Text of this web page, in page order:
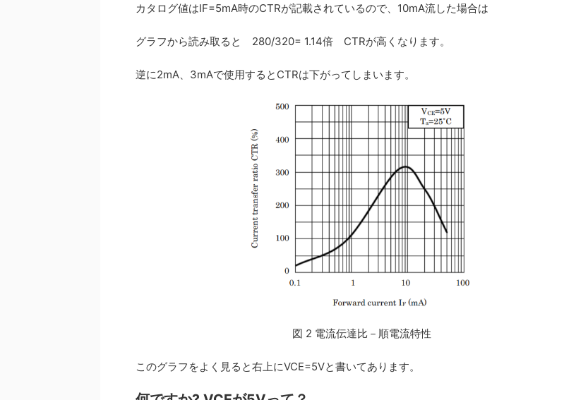
カタログ値はIF=5mA時のCTRが記載されているので、10mA流した場合は
グラフから読み取ると 280/320= 1.14倍 CTRが高くなります。
逆に2mA、3mAで使用するとCTRは下がってしまいます。
図 2 電流伝達比－順電流特性
このグラフをよく見ると右上にVCE=5Vと書いてあります。